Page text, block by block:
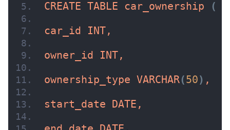
CREATE TABLE car_ownership (
car_id INT,
owner_id INT,
ownership_type VARCHAR(50) ,
start_date DATE,